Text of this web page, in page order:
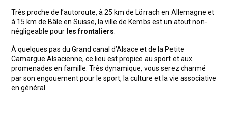
Très proche de l’autoroute, à 25 km de Lörrach en Allemagne et
à 15 km de Bâle en Suisse, la ville de Kembs est un atout non-
négligeable pour les frontaliers
À quelques pas du Grand canal d’Alsace et de la Petite
Camargue Alsacienne, ce lieu est propice au sport et aux
promenades en famille. Très dynamique, vous serez charmé
par son engouement pour le sport, la culture et la vie associative
en général.